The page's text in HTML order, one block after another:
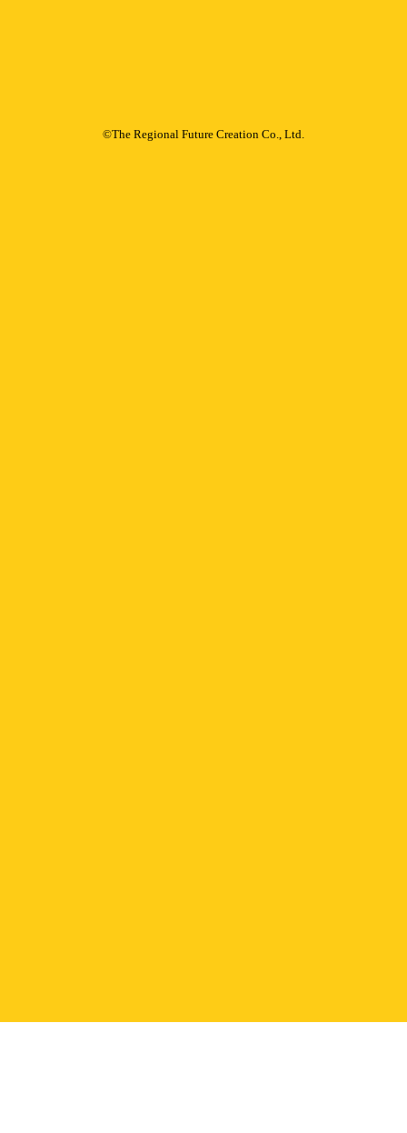
©The Regional Future Creation Co., Ltd.